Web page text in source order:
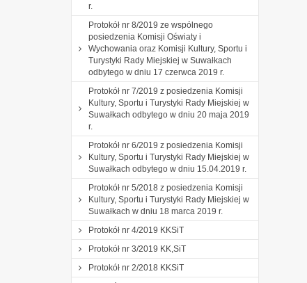
r.
Protokół nr 8/2019 ze wspólnego
posiedzenia Komisji Oświaty i
Wychowania oraz Komisji Kultury, Sportu i
Turystyki Rady Miejskiej w Suwałkach
odbytego w dniu 17 czerwca 2019 r.
Protokół nr 7/2019 z posiedzenia Komisji
Kultury, Sportu i Turystyki Rady Miejskiej w
Suwałkach odbytego w dniu 20 maja 2019
r.
Protokół nr 6/2019 z posiedzenia Komisji
Kultury, Sportu i Turystyki Rady Miejskiej w
Suwałkach odbytego w dniu 15.04.2019 r.
Protokół nr 5/2018 z posiedzenia Komisji
Kultury, Sportu i Turystyki Rady Miejskiej w
Suwałkach w dniu 18 marca 2019 r.
Protokół nr 4/2019 KKSiT
Protokół nr 3/2019 KK,SiT
Protokół nr 2/2018 KKSiT